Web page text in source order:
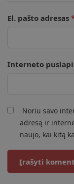
El. pašto adresas
Interneto
Noriu savo
adresą ir
naujo, kai kitą